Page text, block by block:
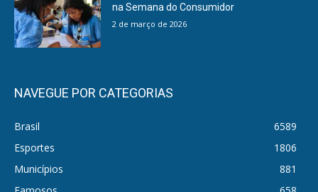
na Semana do Consumidor
2 de março de 2026
NAVEGUE POR CATEGORIAS
Brasil
6589
Esportes
1806
Municípios
881